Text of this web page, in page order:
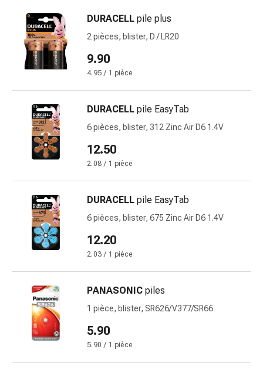
contention
Troubles
circulatoires
du
tabac
Troubles
Troubles
nerf
cardiaque
mémoire
concentration
Allergies
et
des
DURACELL pile plus
2 pièces, blister, D / LR20
9.90
4.95 / 1 pièce
DURACELL pile EasyTab
6 pièces, blister, 312 Zinc Air D6 1.4V
12.50
2.08 / 1 pièce
DURACELL pile EasyTab
6 pièces, blister, 675 Zinc Air D6 1.4V
12.20
2.03 / 1 pièce
PANASONIC piles
1 pièce, blister, SR626/V377/SR66
5.90
5.90 / 1 pièce